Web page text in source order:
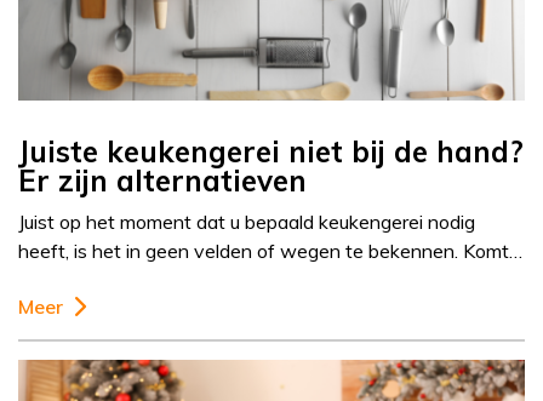
Juiste keukengerei niet bij de hand?
Er zijn alternatieven
Juist op het moment dat u bepaald keukengerei nodig
heeft, is het in geen velden of wegen te bekennen. Komt…
Meer